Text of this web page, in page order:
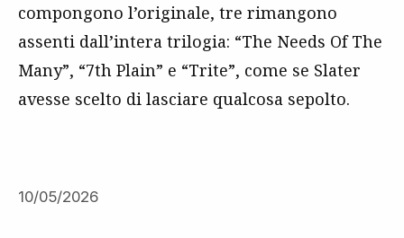
compongono l’originale, tre rimangono
assenti dall’intera trilogia: “The Needs Of The
Many”, “7th Plain” e “Trite”, come se Slater
avesse scelto di lasciare qualcosa sepolto.
10/05/2026